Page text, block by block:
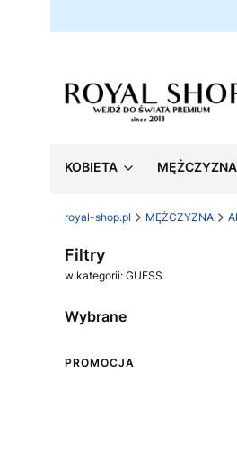
KOBIETA MĘŻCZYZNA
royal-shop.pl MĘŻCZYZNA
Filtry
w kategorii: GUESS
Wybrane
PROMOCJA